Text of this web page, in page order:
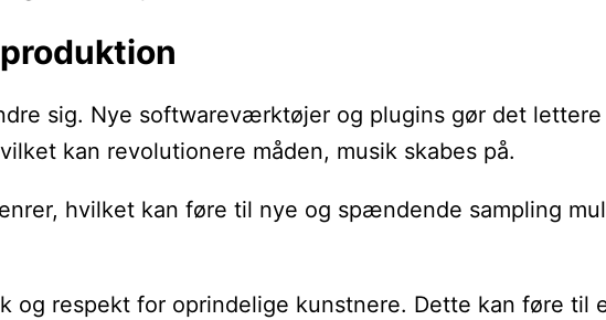
sig. Nye softwareværktøjer og plugins gør det
kan revolutionere måden, musik skabes på.
hvilket kan føre til nye og spændende sampling
respekt for oprindelige kunstnere. Dette kan føre